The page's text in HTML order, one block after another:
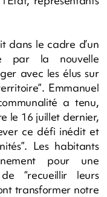
dans le cadre d’un
par la nouvelle
avec les élus sur
Emmanuel
a tenu,
le 16 juillet dernier,
ce défi inédit et
Les habitants
pour une
“recueillir leurs
transformer notre